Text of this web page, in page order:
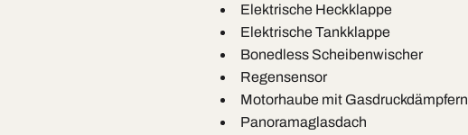
Elektrische Heckklappe
Elektrische Tankklappe
Bonedless Scheibenwischer
Regensensor
Motorhaube mit Gasdruckdämpfern
Panoramaglasdach